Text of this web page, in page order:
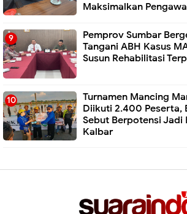
Maksimalkan
Pemprov Sumbar
Tangani ABH Kasus
Susun Rehabilitasi
Turnamen Mancing
Diikuti 2.400 Peserta,
Sebut Berpotensi Jadi
Kalbar